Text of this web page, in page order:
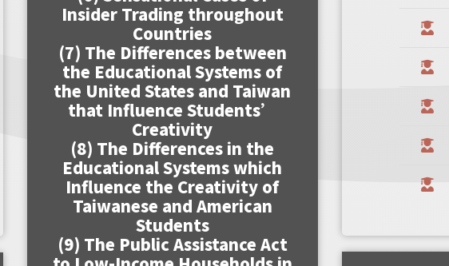
Insider Trading throughout
Countries
(7) The Differences between
the Educational Systems of
the United States and Taiwan
that Influence Students’
Creativity
(8) The Differences in the
Educational Systems which
Influence the Creativity of
Taiwanese and American
Students
(9) The Public Assistance Act